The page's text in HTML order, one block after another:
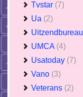
Tvstar (7)
Ua (2)
Uitzendbureau
UMCA (4)
Usatoday (7)
Vano (3)
Veterans (2)